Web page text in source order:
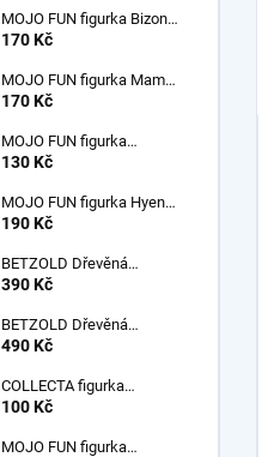
MOJO FUN figurka Bizon
americký samice
170 Kč
MOJO FUN figurka Mamut
mládě
170 Kč
MOJO FUN figurka
dinosaurus Tyrannosaurus
130 Kč
MOJO FUN figurka Hyena
prehistorická - Hyaenodon
190 Kč
BETZOLD Dřevěná
desítková soustava - tisíc -
390 Kč
BETZOLD Dřevěná
desítková soustava -
490 Kč
COLLECTA figurka
dinosaurus Tyrannosaurus
100 Kč
MOJO FUN figurka